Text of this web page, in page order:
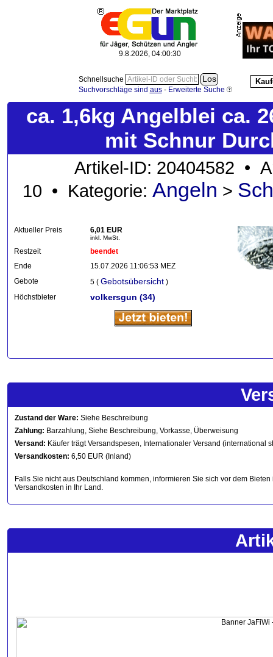
9.8.2026, 04:00:31
Schnellsuche
Suchvorschläge sind aus- Erweiterte Suche
ca. 1,6kg Angelblei ca.
mit Schnur
Artikel-ID: 20404582 •
10 • Kategorie: Angeln >
Aktueller Preis 6,01 EUR
inkl. MwSt.
Restzeit
beendet
Ende
15.07.2026 11:06:53 MEZ
Gebote
5 ( Gebotsübersicht )
Höchstbieter
volkersgun (34)
Zustand der Ware: Siehe Beschreibung
Zahlung: Barzahlung, Siehe Beschreibung, Vorkasse, Überweisung
Versand: Käufer trägt Versandspesen, Internationaler Versand (international
Versandkosten: 6,50 EUR (Inland)
Falls Sie nicht aus Deutschland kommen, informieren Sie sich vor dem
Versandkosten in Ihr Land.